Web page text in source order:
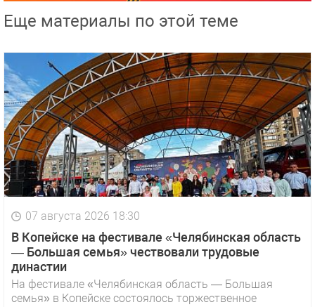
Еще материалы по этой теме
07 августа 2026 18:30
В Копейске на фестивале «Челябинская область
— Большая семья» чествовали трудовые
династии
На фестивале «Челябинская область — Большая
семья» в Копейске состоялось торжественное